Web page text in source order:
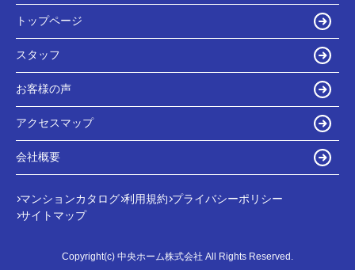
トップページ
スタッフ
お客様の声
アクセスマップ
会社概要
マンションカタログ 利用規約 プライバシーポリシー
サイトマップ
Copyright(c) 中央ホーム株式会社 All Rights Reserved.